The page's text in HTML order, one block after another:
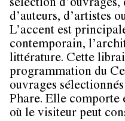
sélection
d’auteurs, d’artistes
L’accent est
contemporain,
littérature. Cette
programmation du
ouvrages
Phare. Elle comporte
où le visiteur peut